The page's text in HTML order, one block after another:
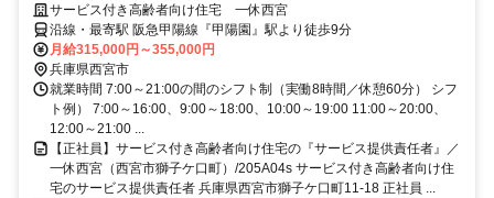
い金あり★賞与年2回＋決算賞与あり
サービス付き高齢者向け住宅 一休西宮
沿線・最寄駅 阪急甲陽線『甲陽園』駅より徒歩9分
月給315,000円～355,000円
兵庫県西宮市
就業時間 7:00～21:00の間のシフト制（実働8時間／休憩60分） シフ
ト例） 7:00～16:00、9:00～18:00、10:00～19:00 11:00～20:00、
12:00～21:00 ...
【正社員】サービス付き高齢者向け住宅の『サービス提供責任者』／
一休西宮（西宮市獅子ケ口町）/205A04s サービス付き高齢者向け住
宅のサービス提供責任者 兵庫県西宮市獅子ケ口町11-18 正社員 ...